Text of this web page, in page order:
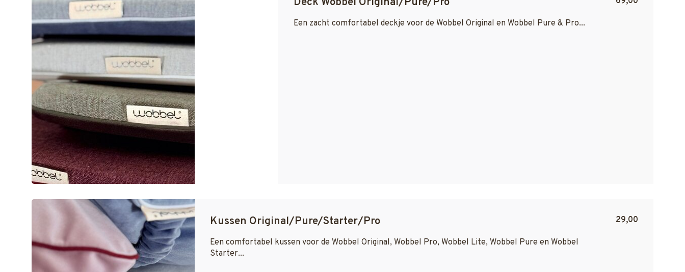
Een zacht comfortabel deckje voor de Wobbel Original en Wobbel Pure & Pro...
Kussen Original/Pure/Starter/Pro
Een comfortabel kussen voor de Wobbel Original, Wobbel Pro, Wobbel Lite, Wobbel Pure en Wobbel
Starter...
29,00